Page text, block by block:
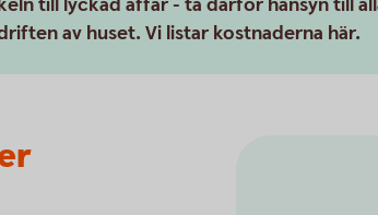
av huset. Vi listar kostnaderna här.